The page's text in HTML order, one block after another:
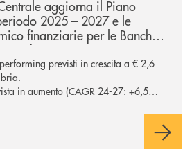
aggiorna il Piano
2025 – 2027 e le
finanziarie per le Banche
Umbria
previsti in crescita a € 2,6
in aumento (CAGR 24-27: +6,5%
dei ricavi Potenziati a oltre €